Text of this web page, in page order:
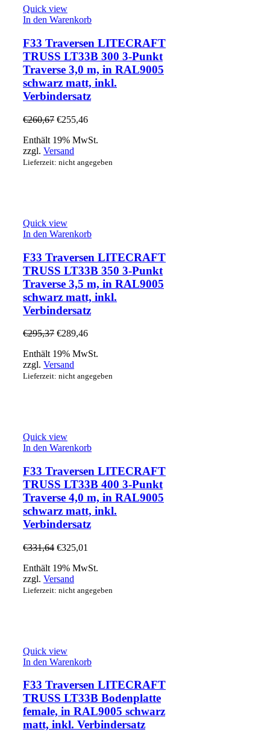
Quick view
In den Warenkorb
F33 Traversen LITECRAFT
TRUSS LT33B 300 3-Punkt
Traverse 3,0 m, in RAL9005
schwarz matt, inkl.
Verbindersatz
€260,67 €255,46
Enthält 19% MwSt.
zzgl. Versand
Lieferzeit: nicht angegeben
Quick view
In den Warenkorb
F33 Traversen LITECRAFT
TRUSS LT33B 350 3-Punkt
Traverse 3,5 m, in RAL9005
schwarz matt, inkl.
Verbindersatz
€295,37 €289,46
Enthält 19% MwSt.
zzgl. Versand
Lieferzeit: nicht angegeben
Quick view
In den Warenkorb
F33 Traversen LITECRAFT
TRUSS LT33B 400 3-Punkt
Traverse 4,0 m, in RAL9005
schwarz matt, inkl.
Verbindersatz
€331,64 €325,01
Enthält 19% MwSt.
zzgl. Versand
Lieferzeit: nicht angegeben
Quick view
In den Warenkorb
F33 Traversen LITECRAFT
TRUSS LT33B Bodenplatte
female, in RAL9005 schwarz
matt, inkl. Verbindersatz